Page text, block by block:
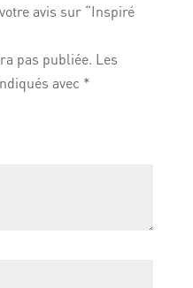
avis sur “Inspiré
pas publiée. Les
avec *